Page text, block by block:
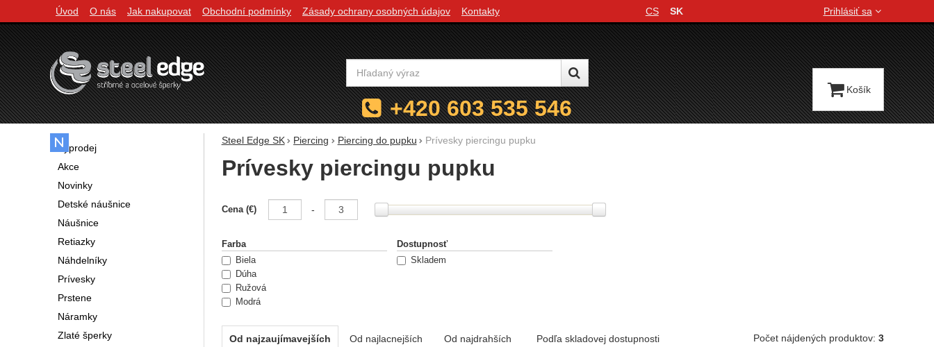
Steel Edge SK Piercing Piercing do pupku Prívesky piercingu pupku
Prívesky piercingu pupku
Filtrovanie podľa parametrov
Cena (€) -
Farba
Biela
Dúha
Ružová
Modrá
Dostupnosť
Skladem
Od najzaujímavejších Od najlacnejších Od najdrahších Podľa skladovej dostupnosti Počet nájdených produktov: 3
Výprodej
Akce
Novinky
Detské náušnice
Náušnice
Retiazky
Náhdelníky
Prívesky
Prstene
Náramky
Zlaté šperky
Navigácia
Úvod O nás Jak nakupovat Obchodní podmínky Zásady ochrany osobných údajov Kontakty
Jazyková verzia
CS SK Prihlásiť sa
Vyhľadávanie
+420 603 535 546
Košík